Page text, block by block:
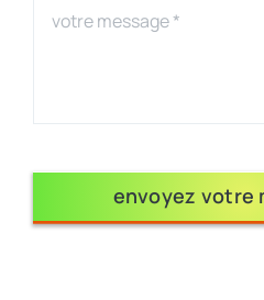
envoyez votre